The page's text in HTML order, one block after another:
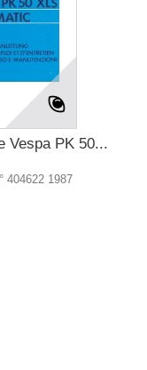
Vespa PK 50...
404622 1987